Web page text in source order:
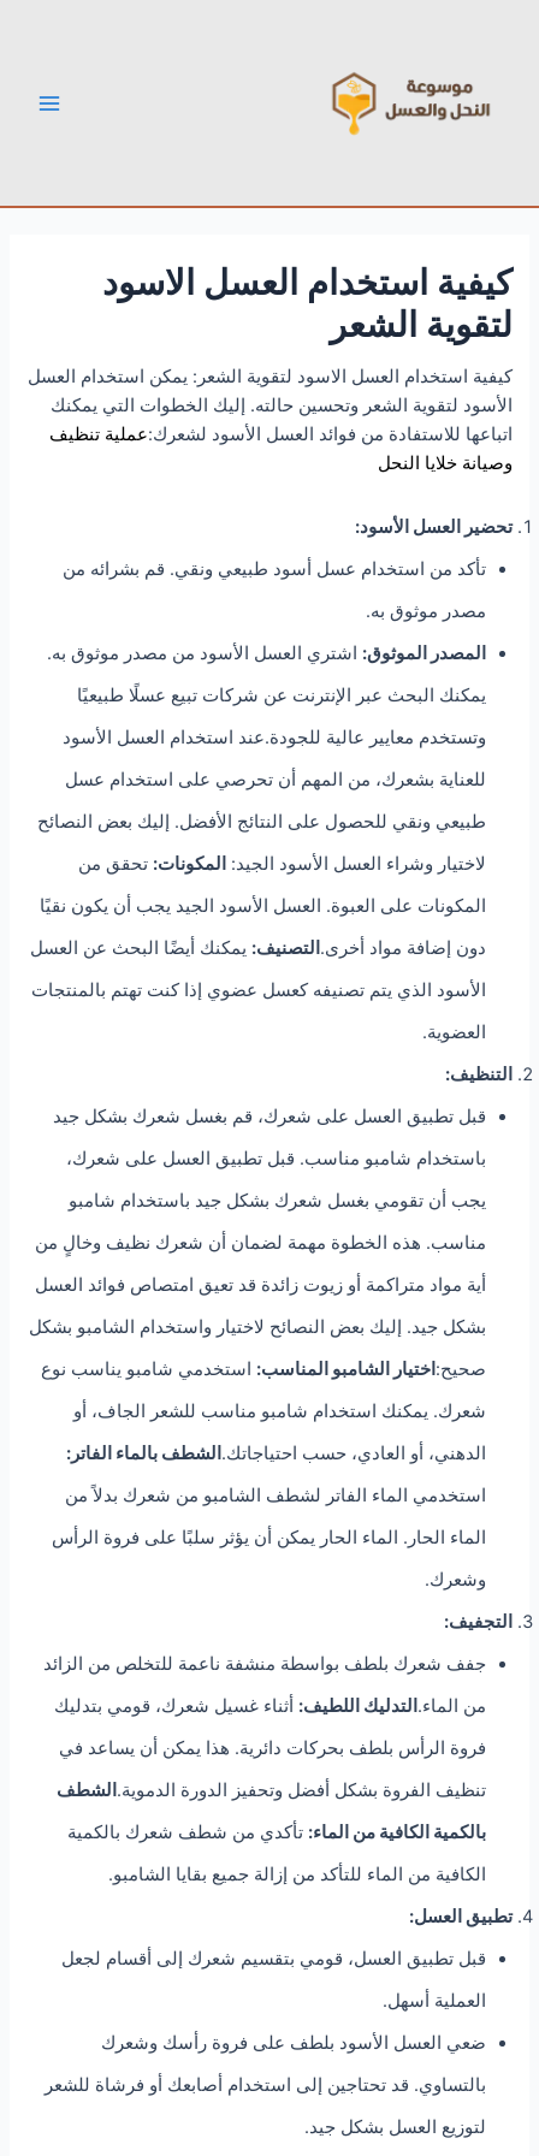
كيفية استخدام العسل الاسود
لتقوية الشعر
كيفية استخدام العسل الاسود لتقوية الشعر: يمكن استخدام العسل
الأسود لتقوية الشعر وتحسين حالته. إليك الخطوات التي يمكنك
اتباعها للاستفادة من فوائد العسل الأسود لشعرك:عملية تنظيف
وصيانة خلايا النحل
تحضير العسل الأسود:
تأكد من استخدام عسل أسود طبيعي ونقي. قم بشرائه من
مصدر موثوق به.
المصدر الموثوق: اشتري العسل الأسود من مصدر موثوق به.
يمكنك البحث عبر الإنترنت عن شركات تبيع عسلًا طبيعيًا
وتستخدم معايير عالية للجودة.عند استخدام العسل الأسود
للعناية بشعرك، من المهم أن تحرصي على استخدام عسل
طبيعي ونقي للحصول على النتائج الأفضل. إليك بعض النصائح
لاختيار وشراء العسل الأسود الجيد: المكونات: تحقق من
المكونات على العبوة. العسل الأسود الجيد يجب أن يكون نقيًا
دون إضافة مواد أخرى. التصنيف: يمكنك أيضًا البحث عن العسل
الأسود الذي يتم تصنيفه كعسل عضوي إذا كنت تهتم بالمنتجات
العضوية.
التنظيف:
قبل تطبيق العسل على شعرك، قم بغسل شعرك بشكل جيد
باستخدام شامبو مناسب. قبل تطبيق العسل على شعرك،
يجب أن تقومي بغسل شعرك بشكل جيد باستخدام شامبو
مناسب. هذه الخطوة مهمة لضمان أن شعرك نظيف وخالٍ من
أية مواد متراكمة أو زيوت زائدة قد تعيق امتصاص فوائد العسل
بشكل جيد. إليك بعض النصائح لاختيار واستخدام الشامبو بشكل
صحيح: اختيار الشامبو المناسب: استخدمي شامبو يناسب نوع
شعرك. يمكنك استخدام شامبو مناسب للشعر الجاف، أو
الدهني، أو العادي، حسب احتياجاتك. الشطف بالماء الفاتر:
استخدمي الماء الفاتر لشطف الشامبو من شعرك بدلاً من
الماء الحار. الماء الحار يمكن أن يؤثر سلبًا على فروة الرأس
وشعرك.
التجفيف:
جفف شعرك بلطف بواسطة منشفة ناعمة للتخلص من الزائد
من الماء. التدليك اللطيف: أثناء غسيل شعرك، قومي بتدليك
فروة الرأس بلطف بحركات دائرية. هذا يمكن أن يساعد في
تنظيف الفروة بشكل أفضل وتحفيز الدورة الدموية. الشطف
بالكمية الكافية من الماء: تأكدي من شطف شعرك بالكمية
الكافية من الماء للتأكد من إزالة جميع بقايا الشامبو.
تطبيق العسل:
قبل تطبيق العسل، قومي بتقسيم شعرك إلى أقسام لجعل
العملية أسهل.
ضعي العسل الأسود بلطف على فروة رأسك وشعرك
بالتساوي. قد تحتاجين إلى استخدام أصابعك أو فرشاة للشعر
لتوزيع العسل بشكل جيد.